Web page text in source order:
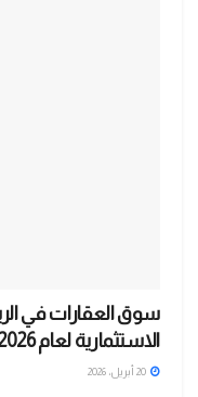
سوق العقارات في
الاستثمارية لعام 2026